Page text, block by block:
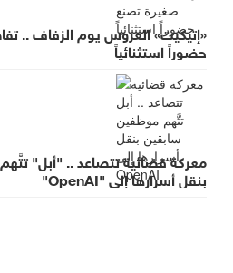
«إتيكيت» العروس يوم الزفاف ..
حضوراً استثنائياً
معركة قضائية تتصاعد .. "أبل"
بنقل أسرارها إلى "OpenAI"